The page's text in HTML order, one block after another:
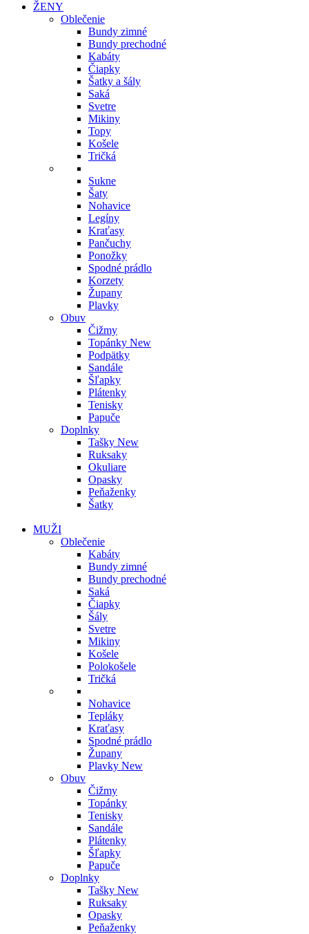
ŽENY
Oblečenie
Bundy zimné
Bundy prechodné
Kabáty
Čiapky
Šatky a šály
Saká
Svetre
Mikiny
Topy
Košele
Tričká
Sukne
Šaty
Nohavice
Legíny
Kraťasy
Pančuchy
Ponožky
Spodné prádlo
Korzety
Župany
Plavky
Obuv
Čižmy
Topánky New
Podpätky
Sandále
Šľapky
Plátenky
Tenisky
Papuče
Doplnky
Tašky New
Ruksaky
Okuliare
Opasky
Peňaženky
Šatky
MUŽI
Oblečenie
Kabáty
Bundy zimné
Bundy prechodné
Saká
Čiapky
Šály
Svetre
Mikiny
Košele
Polokošele
Tričká
Nohavice
Tepláky
Kraťasy
Spodné prádlo
Župany
Plavky New
Obuv
Čižmy
Topánky
Tenisky
Sandále
Plátenky
Šľapky
Papuče
Doplnky
Tašky New
Ruksaky
Opasky
Peňaženky